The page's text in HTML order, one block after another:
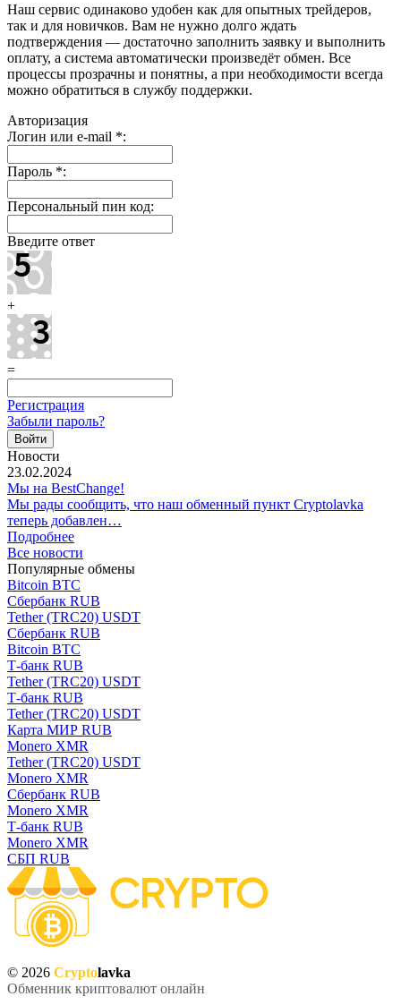
Наш сервис одинаково удобен как для опытных трейдеров,
так и для новичков. Вам не нужно долго ждать
подтверждения — достаточно заполнить заявку и выполнить
оплату, а система автоматически произведёт обмен. Все
процессы прозрачны и понятны, а при необходимости всегда
можно обратиться в службу поддержки.
Авторизация
Логин или e-mail *:
Пароль *:
Персональный пин код:
Введите ответ
+
=
Регистрация
Забыли пароль?
Новости
23.02.2024
Мы на BestChange!
Мы рады сообщить, что наш обменный пункт Cryptolavka
теперь добавлен…
Подробнее
Все новости
Популярные обмены
Bitcoin BTC
Сбербанк RUB
Tether (TRC20) USDT
Сбербанк RUB
Bitcoin BTC
Т-банк RUB
Tether (TRC20) USDT
Т-банк RUB
Tether (TRC20) USDT
Карта МИР RUB
Monero XMR
Tether (TRC20) USDT
Monero XMR
Сбербанк RUB
Monero XMR
Т-банк RUB
Monero XMR
СБП RUB
© 2026 Cryptolavka
Обменник криптовалют онлайн